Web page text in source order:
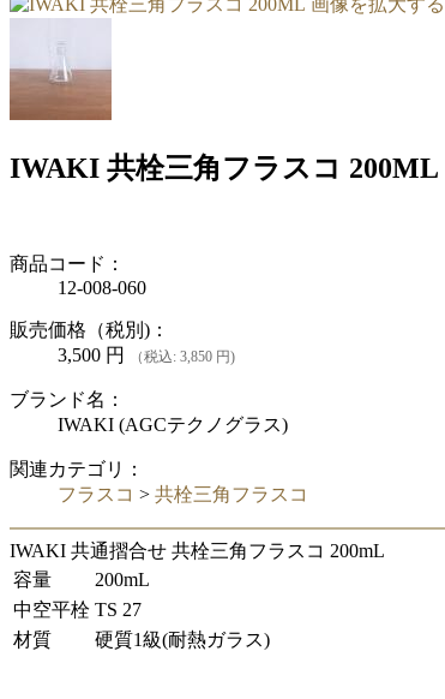
画像を拡大する
IWAKI 共栓三角フラスコ 200ML
商品コード：
12-008-060
販売価格（税別)：
3,500 円 （税込: 3,850 円)
ブランド名：
IWAKI (AGCテクノグラス)
関連カテゴリ：
フラスコ > 共栓三角フラスコ
IWAKI 共通摺合せ 共栓三角フラスコ 200mL
容量
200mL
中空平栓 TS 27
材質
硬質1級(耐熱ガラス)